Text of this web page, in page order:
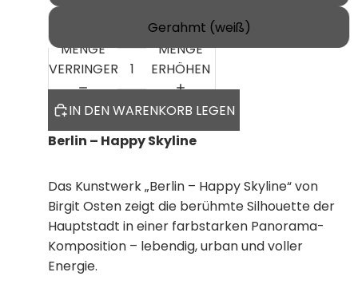
Gerahmt (weiß)
MENGE
VERRINGERN
MENGE
ERHÖHEN
IN DEN WARENKORB LEGEN
Berlin – Happy Skyline
Das Kunstwerk „Berlin – Happy Skyline“ von
Birgit Osten zeigt die berühmte Silhouette der
Hauptstadt in einer farbstarken Panorama-
Komposition – lebendig, urban und voller
Energie.